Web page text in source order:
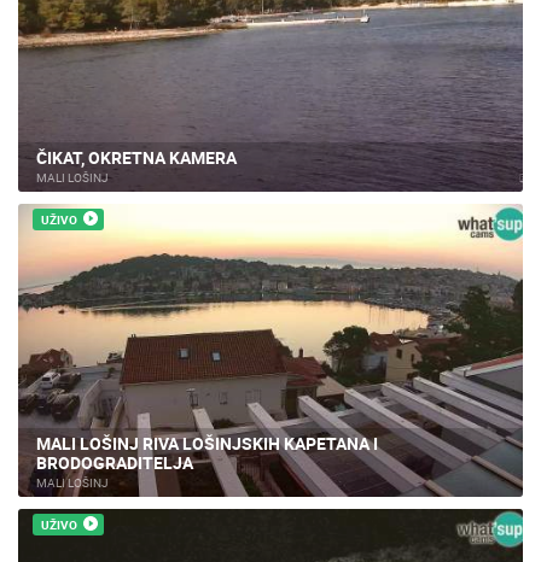
ČIKAT, OKRETNA KAMERA
MALI LOŠINJ
UŽIVO
MALI LOŠINJ RIVA LOŠINJSKIH KAPETANA I
BRODOGRADITELJA
MALI LOŠINJ
UŽIVO